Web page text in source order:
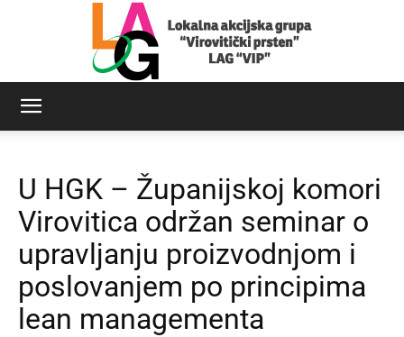
Virovitički
prsten
U HGK – Županijskoj komori
Virovitica održan seminar o
upravljanju proizvodnjom i
poslovanjem po principima
lean managementa